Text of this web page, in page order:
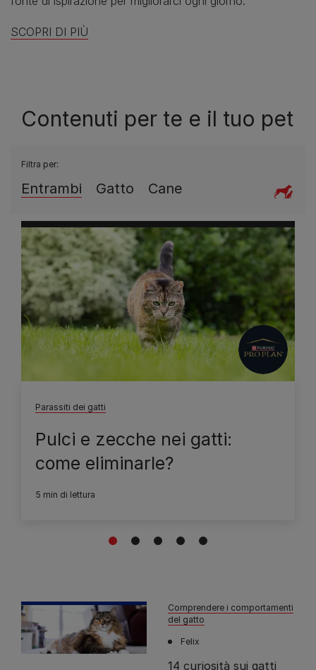
SCOPRI DI PIÙ
Contenuti per te e il tuo pet
Filtra per:
Cane
Gatto
Entrambi
Parassiti dei gatti
Pulci e zecche nei gatti:
come eliminarle?
5 min di lettura
1 2 3 4 5
Comprendere i comportamenti
del gatto
Felix
14 curiosità sui gatti